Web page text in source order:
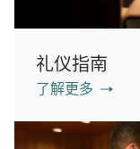
礼仪指南
了解更多